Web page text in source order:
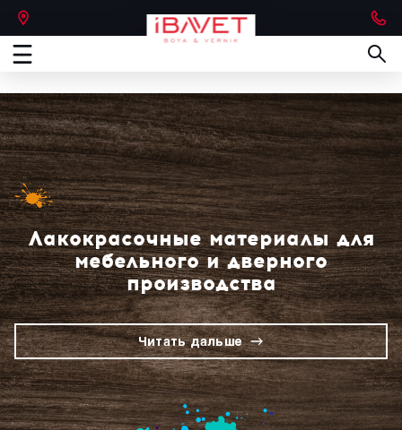
Лакокрасочные материалы для
мебельного и дверного
производства
Читать дальше